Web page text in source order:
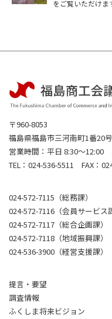
をご覧いただけま
〒960-8053
福島県福島市三河南町1番20
営業時間：平日 8:30～12:00
TEL：024-536-5511 FAX：
024-572-7115（総務課）
024-572-7116（会員サービス
024-572-7117（総合企画課）
024-572-7118（地域振興課）
024-536-3900（経営支援課）
提言・要望
調査情報
ふくしま将来ビジョン